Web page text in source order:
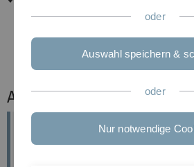
Isotopenanwendung
- Die Ansprechpartner sind nur im internen
abrufbar. -
Anschrift
Abt. V-5 Arbeits- und
oder
Auswahl speichern &
oder
Nur notwendige